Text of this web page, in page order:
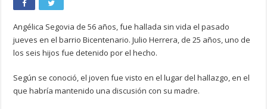
Angélica Segovia de 56 años, fue hallada sin vida el pasado
jueves en el barrio Bicentenario. Julio Herrera, de 25 años, uno de
los seis hijos fue detenido por el hecho.
Según se conoció, el joven fue visto en el lugar del hallazgo, en el
que habría mantenido una discusión con su madre.